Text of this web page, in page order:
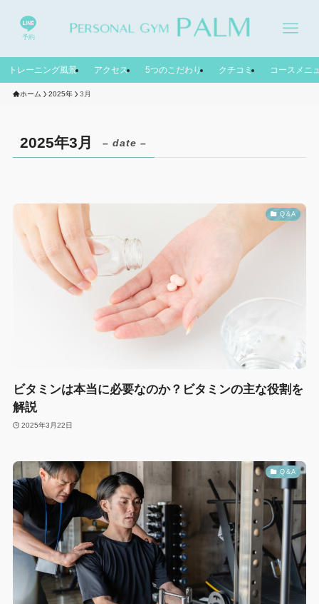
予約
トレーニング風景 アクセス 5つのこだわり クチコミ コースメニ
ホーム 2025年 3月
2025年3月 – date –
Q &A
ビタミンは本当に必要なのか？ビタミンの主な役割を
解説
2025年3月22日
Q &A